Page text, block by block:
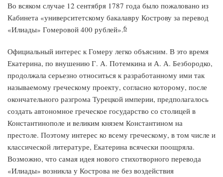
Во всяком случае 12 сентября 1787 года было пожаловано из
Кабинета «университетскому бакалавру Кострову за перевод
«Илиады» Гомеровой 400 рублей».6
Официальный интерес к Гомеру легко объясним. В это время
Екатерина, по внушению Г. А. Потемкина и А. А. Безбородко,
продолжала серьезно относиться к разработанному ими так
называемому греческому проекту, согласно которому, после
окончательного разгрома Турецкой империи, предполагалось
создать автономное греческое государство со столицей в
Константинополе и великим князем Константином на
престоле. Поэтому интерес ко всему греческому, в том числе и
классической литературе, Екатерина всячески поощряла.
Возможно, что самая идея нового стихотворного перевода
«Илиады» возникла у Кострова не без воздействия